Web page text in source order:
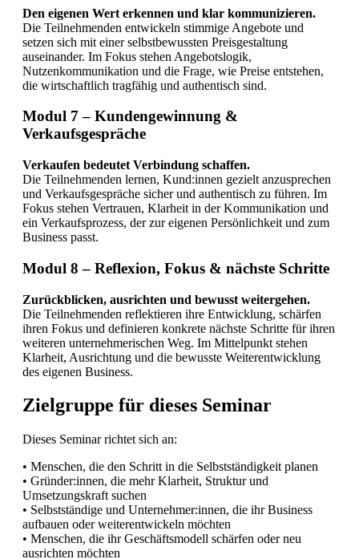
Den eigenen Wert erkennen und klar kommunizieren.
Die Teilnehmenden entwickeln stimmige Angebote und
setzen sich mit einer selbstbewussten Preisgestaltung
auseinander. Im Fokus stehen Angebotslogik,
Nutzenkommunikation und die Frage, wie Preise entstehen,
die wirtschaftlich tragfähig und authentisch sind.
Modul 7 – Kundengewinnung &
Verkaufsgespräche
Verkaufen bedeutet Verbindung schaffen.
Die Teilnehmenden lernen, Kund:innen gezielt anzusprechen
und Verkaufsgespräche sicher und authentisch zu führen. Im
Fokus stehen Vertrauen, Klarheit in der Kommunikation und
ein Verkaufsprozess, der zur eigenen Persönlichkeit und zum
Business passt.
Modul 8 – Reflexion, Fokus & nächste Schritte
Zurückblicken, ausrichten und bewusst weitergehen.
Die Teilnehmenden reflektieren ihre Entwicklung, schärfen
ihren Fokus und definieren konkrete nächste Schritte für ihren
weiteren unternehmerischen Weg. Im Mittelpunkt stehen
Klarheit, Ausrichtung und die bewusste Weiterentwicklung
des eigenen Business.
Zielgruppe für dieses Seminar
Dieses Seminar richtet sich an:
• Menschen, die den Schritt in die Selbstständigkeit planen
• Gründer:innen, die mehr Klarheit, Struktur und
Umsetzungskraft suchen
• Selbstständige und Unternehmer:innen, die ihr Business
aufbauen oder weiterentwickeln möchten
• Menschen, die ihr Geschäftsmodell schärfen oder neu
ausrichten möchten